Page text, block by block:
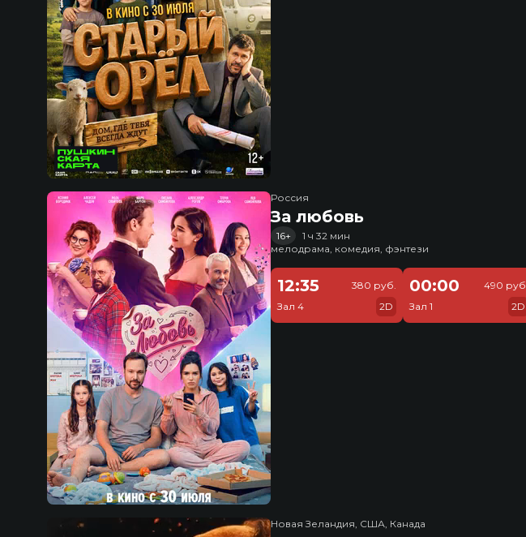
Россия
За любовь
16+
1 ч 32 мин
мелодрама, комедия, фэнтези
12:35
Зал 4
380 руб.
2D
00:00
Зал 1
490 руб.
2D
Новая Зеландия, США, Канада